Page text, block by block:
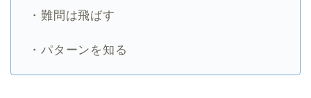
・難問は飛ばす
・パターンを知る